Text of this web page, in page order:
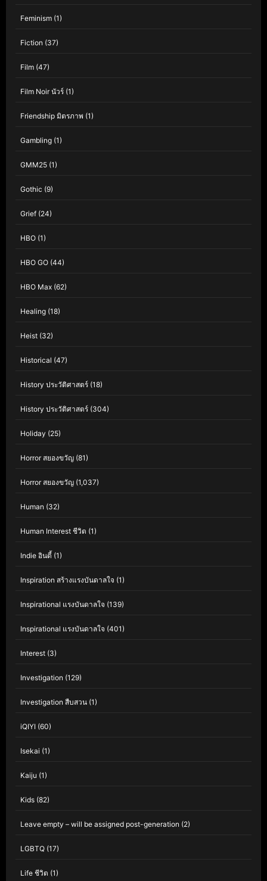
Feminism (1)
Fiction (37)
Film (47)
Film Noir นัวร์ (1)
Friendship มิตรภาพ (1)
Gambling (1)
GMM25 (1)
Gothic (9)
Grief (24)
HBO (1)
HBO GO (44)
HBO Max (62)
Healing (18)
Heist (32)
Historical (47)
History ประวัติศาสตร์ (18)
History ประวัติศาสตร์ (304)
Holiday (25)
Horror สยองขวัญ (81)
Horror สยองขวัญ (1,037)
Human (32)
Human Interest ชีวิต (1)
Indie อินดี้ (1)
Inspiration สร้างแรงบันดาลใจ (1)
Inspirational แรงบันดาลใจ (139)
Inspirational แรงบันดาลใจ (401)
Interest (3)
Investigation (129)
Investigation สืบสวน (1)
iQIYI (60)
Isekai (1)
Kaiju (1)
Kids (82)
Leave empty – will be assigned post-generation (2)
LGBTQ (17)
Life ชีวิต (1)